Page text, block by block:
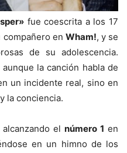
fue coescrita a los 17
compañero en Wham!, y se
de su adolescencia.
la canción habla de
un incidente real, sino en
la conciencia.
el número 1 en
en un himno de los